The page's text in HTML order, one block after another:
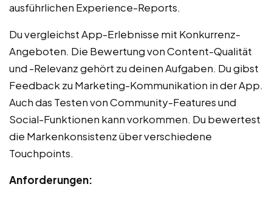
ausführlichen Experience-Reports.
Du vergleichst App-Erlebnisse mit Konkurrenz-
Angeboten. Die Bewertung von Content-Qualität
und -Relevanz gehört zu deinen Aufgaben. Du gibst
Feedback zu Marketing-Kommunikation in der App.
Auch das Testen von Community-Features und
Social-Funktionen kann vorkommen. Du bewertest
die Markenkonsistenz über verschiedene
Touchpoints.
Anforderungen: